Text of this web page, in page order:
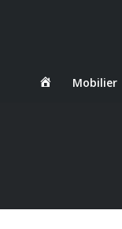
DanjouMobilier